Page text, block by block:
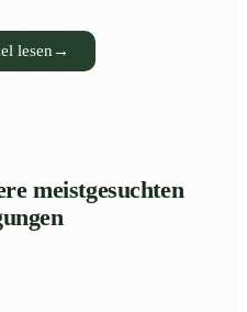
lesen →
meistgesuchten